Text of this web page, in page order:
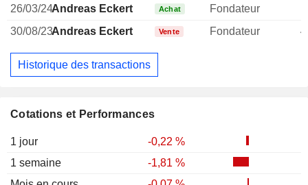
Cotations et Performances
1 jour
-0,22 %
1 semaine
-1,81 %
26/03/24Andreas Eckert Achat Fondateur
30/08/23Andreas Eckert Vente Fondateur
Historique des transactions